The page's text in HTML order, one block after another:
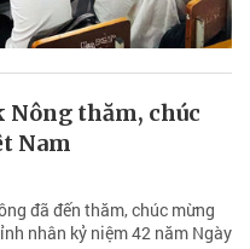
Nông thăm, chúc
Nam
đã đến thăm, chúc mừng
nhân kỷ niệm 42 năm Ngày